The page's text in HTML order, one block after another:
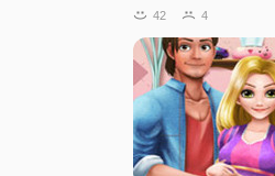
самостоятельна и вот
хлопотами. А вы
малышке научиться
стиральной машиной и
42 4